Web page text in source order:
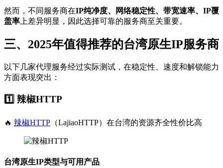
然而，不同服务商在IP纯净度、网络稳定性、带宽速率、IP覆
盖率 上差异明显，因此选择可靠的服务商至关重要。
三、2025年值得推荐的台湾原生IP服务商
以下几家代理服务经过实际测试，在稳定性、速度和解锁能力
方面表现突出：
1️⃣ 辣椒HTTP
🔥 辣椒HTTP （LajiaoHTTP）在台湾的资源齐全性价比高
台湾原生IP类型与可用产品